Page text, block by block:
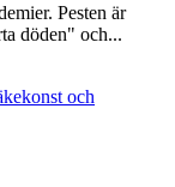
Pesten är
döden" och...
och